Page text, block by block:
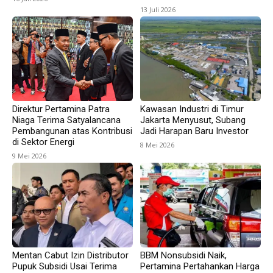
13 Juli 2026
Direktur Pertamina Patra
Niaga Terima Satyalancana
Pembangunan atas Kontribusi
di Sektor Energi
9 Mei 2026
Kawasan Industri di Timur
Jakarta Menyusut, Subang
Jadi Harapan Baru Investor
8 Mei 2026
Mentan Cabut Izin Distributor
Pupuk Subsidi Usai Terima
BBM Nonsubsidi Naik,
Pertamina Pertahankan Harga